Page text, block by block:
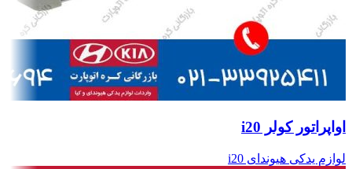
اواپراتور کولر i20
لوازم یدکی هیوندای i20